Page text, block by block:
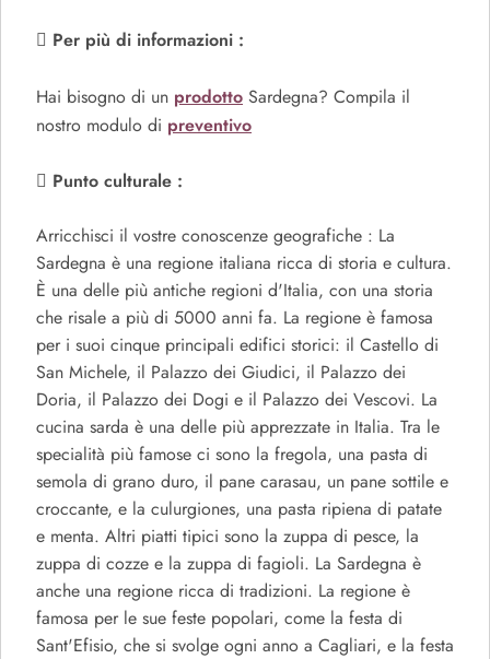
Per più di informazioni :
Hai bisogno di un prodotto Sardegna? Compila il
nostro modulo di preventivo
Punto culturale :
Arricchisci il vostre conoscenze geografiche : La
Sardegna è una regione italiana ricca di storia e cultura.
È una delle più antiche regioni d'Italia, con una storia
che risale a più di 5000 anni fa. La regione è famosa
per i suoi cinque principali edifici storici: il Castello di
San Michele, il Palazzo dei Giudici, il Palazzo dei
Doria, il Palazzo dei Dogi e il Palazzo dei Vescovi. La
cucina sarda è una delle più apprezzate in Italia. Tra le
specialità più famose ci sono la fregola, una pasta di
semola di grano duro, il pane carasau, un pane sottile e
croccante, e la culurgiones, una pasta ripiena di patate
e menta. Altri piatti tipici sono la zuppa di pesce, la
zuppa di cozze e la zuppa di fagioli. La Sardegna è
anche una regione ricca di tradizioni. La regione è
famosa per le sue feste popolari, come la festa di
Sant'Efisio, che si svolge ogni anno a Cagliari, e la festa